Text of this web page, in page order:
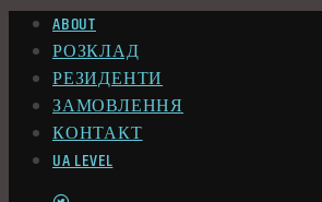
ABOUT
РОЗКЛАД
РЕЗИДЕНТИ
ЗАМОВЛЕННЯ
КОНТАКТ
UA LEVEL